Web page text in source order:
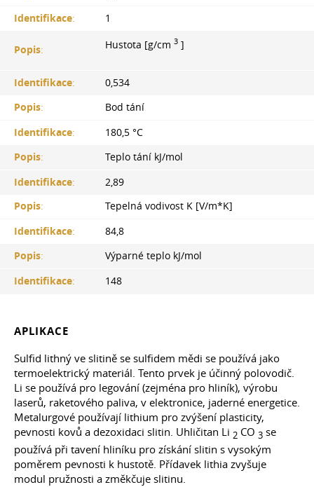
Identifikace: 1
Popis: Hustota [g/cm 3 ]
Identifikace:
0,534
Popis:
Bod tání
Identifikace:
180,5 °С
Popis:
Teplo tání kJ/mol
Identifikace:
2,89
Popis:
Tepelná vodivost K [V/m*K]
Identifikace:
84,8
Popis:
Výparné teplo kJ/mol
Identifikace: 148
APLIKACE
Sulfid lithný ve slitině se sulfidem mědi se používá jako
termoelektrický materiál. Tento prvek je účinný polovodič.
Li se používá pro legování (zejména pro hliník), výrobu
laserů, raketového paliva, v elektronice, jaderné energetice.
Metalurgové používají lithium pro zvýšení plasticity,
pevnosti kovů a dezoxidaci slitin. Uhličitan Li 2 CO 3 se
používá při tavení hliníku pro získání slitin s vysokým
poměrem pevnosti k hustotě. Přídavek lithia zvyšuje
modul pružnosti a změkčuje slitinu.